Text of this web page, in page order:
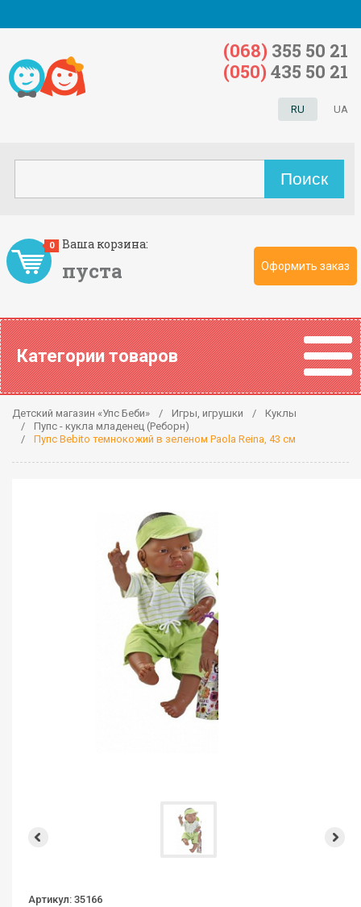
Ваша корзина:
пуста
0
Оформить заказ
RU UA
(068) 355 50 21
(050) 435 50 21
Категории товаров
Детский магазин «Упс Беби» Игры, игрушки
Куклы
Пупс - кукла младенец (Реборн)
Пупс Bebito темнокожий в зеленом Paola Reina, 43 см
Артикул: 35166